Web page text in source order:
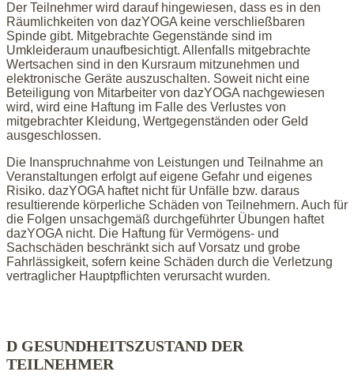
Der Teilnehmer wird darauf hingewiesen, dass es in den
Räumlichkeiten von dazYOGA keine verschließbaren
Spinde gibt. Mitgebrachte Gegenstände sind im
Umkleideraum unaufbesichtigt. Allenfalls mitgebrachte
Wertsachen sind in den Kursraum mitzunehmen und
elektronische Geräte auszuschalten. Soweit nicht eine
Beteiligung von Mitarbeiter von dazYOGA nachgewiesen
wird, wird eine Haftung im Falle des Verlustes von
mitgebrachter Kleidung, Wertgegenständen oder Geld
ausgeschlossen.
Die Inanspruchnahme von Leistungen und Teilnahme an
Veranstaltungen erfolgt auf eigene Gefahr und eigenes
Risiko. dazYOGA haftet nicht für Unfälle bzw. daraus
resultierende körperliche Schäden von Teilnehmern. Auch für
die Folgen unsachgemäß durchgeführter Übungen haftet
dazYOGA nicht. Die Haftung für Vermögens- und
Sachschäden beschränkt sich auf Vorsatz und grobe
Fahrlässigkeit, sofern keine Schäden durch die Verletzung
vertraglicher Hauptpflichten verursacht wurden.
D GESUNDHEITSZUSTAND DER
TEILNEHMER